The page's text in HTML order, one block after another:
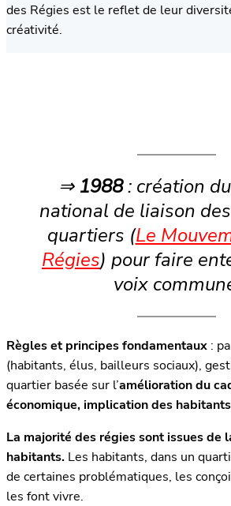
des Régies est le reflet de leur
créativité.
⇒ 1988: création
national de liaison
quartiers (Le
Régies) pour faire
voix
Règles et principes fondamentaux :
(habitants, élus, bailleurs sociaux),
quartier basée sur l’amélioration du
économique, implication des habitants
La majorité des régies sont issues de
habitants. Les habitants, dans un
de certaines problématiques, les
les font vivre.